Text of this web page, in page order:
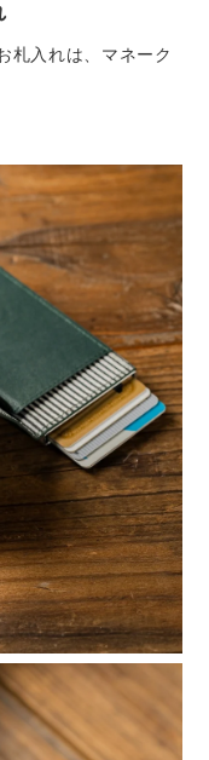
札入れは、マネーク